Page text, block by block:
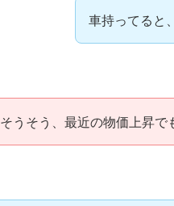
車持ってると
そうそう、最近の物価上昇